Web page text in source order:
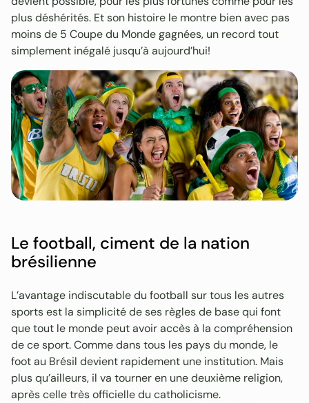
plus déshérités. Et son histoire le montre bien avec pas
moins de 5 Coupe du Monde gagnées, un record tout
simplement inégalé jusqu’à aujourd’hui!
Le football, ciment de la nation
brésilienne
L’avantage indiscutable du football sur tous les autres
sports est la simplicité de ses règles de base qui font
que tout le monde peut avoir accès à la compréhension
de ce sport. Comme dans tous les pays du monde, le
foot au Brésil devient rapidement une institution. Mais
plus qu’ailleurs, il va tourner en une deuxième religion,
après celle très officielle du catholicisme.